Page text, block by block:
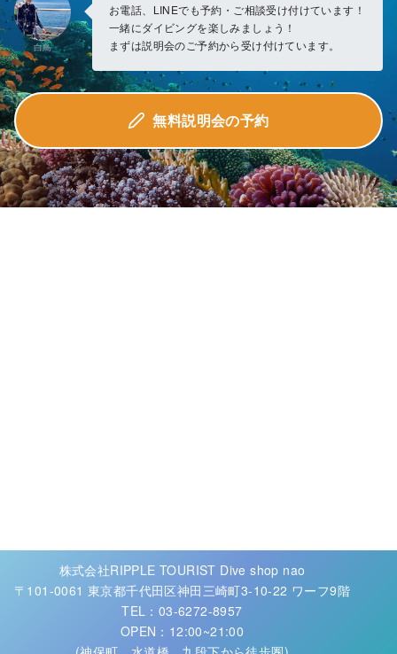
白鳥
お電話、LINEでも予約・ご相談受け付けています！
一緒にダイビングを楽しみましょう！
まずは説明会のご予約から受け付けています。
無料説明会の予約
株式会社RIPPLE TOURIST Dive shop nao
〒101-0061 東京都千代田区神田三崎町3-10-22 ワーフ9階
TEL：03-6272-8957
OPEN：12:00~21:00